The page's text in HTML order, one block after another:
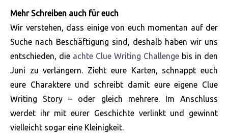
Mehr Schreiben auch für euch
Wir verstehen, dass einige von euch momentan auf der
Suche nach Beschäftigung sind, deshalb haben wir uns
entschieden, die achte Clue Writing Challenge bis in den
Juni zu verlängern. Zieht eure Karten, schnappt euch
eure Charaktere und schreibt damit eure eigene Clue
Writing Story – oder gleich mehrere. Im Anschluss
werdet ihr mit eurer Geschichte verlinkt und gewinnt
vielleicht sogar eine Kleinigkeit.